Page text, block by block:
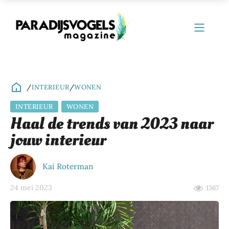
/INTERIEUR/WONEN
INTERIEUR WONEN
Haal de trends van 2023 naar
jouw interieur
Kai Roterman
24 mei 2023 1367